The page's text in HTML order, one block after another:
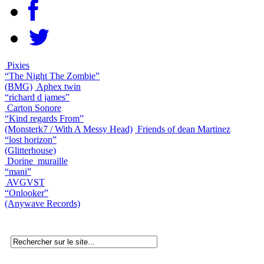
Pixies
“The Night The Zombie”
(BMG) Aphex twin
“richard d james”
Carton Sonore
“Kind regards From”
(Monsterk7 / With A Messy Head) Friends of dean Martinez
“lost horizon”
(Glitterhouse)
Dorine_muraille
“mani”
AVGVST
“Onlooker”
(Anywave Records)